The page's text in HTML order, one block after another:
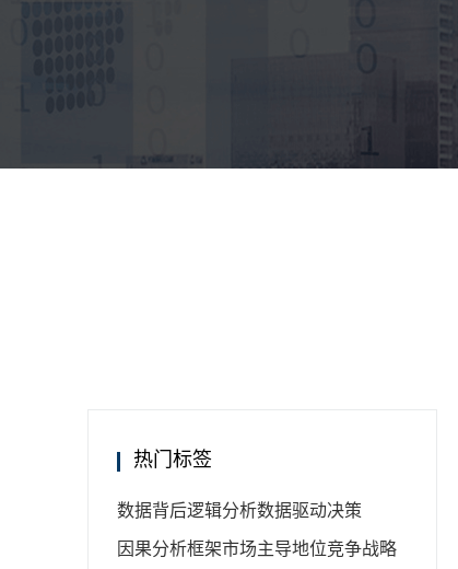
热门标签
数据背后逻辑分析数据驱动决策
因果分析框架市场主导地位竞争战略